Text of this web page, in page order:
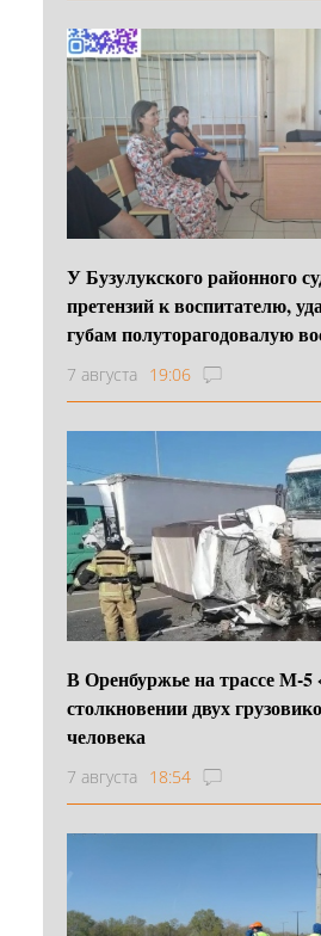
У Бузулукского районного
претензий к воспитателю,
губам полуторагодовалую
7 августа 19:06
В Оренбуржье на трассе М-5
столкновении двух
человека
7 августа 18:54